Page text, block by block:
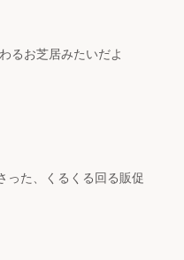
るお芝居みたいだよ
った、くるくる回る販促